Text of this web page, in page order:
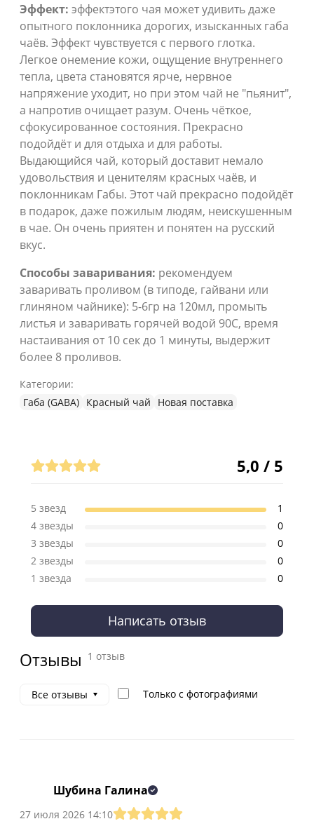
Эффект: эффектэтого чая может удивить даже
опытного поклонника дорогих, изысканных габа
чаёв. Эффект чувствуется с первого глотка.
Легкое онемение кожи, ощущение внутреннего
тепла, цвета становятся ярче, нервное
напряжение уходит, но при этом чай не "пьянит",
а напротив очищает разум. Очень чёткое,
сфокусированное состояния. Прекрасно
подойдёт и для отдыха и для работы.
Выдающийся чай, который доставит немало
удовольствия и ценителям красных чаёв, и
поклонникам Габы. Этот чай прекрасно подойдёт
в подарок, даже пожилым людям, неискушенным
в чае. Он очень приятен и понятен на русский
вкус.
Способы заваривания: рекомендуем
заваривать проливом (в типоде, гайвани или
глиняном чайнике): 5-6гр на 120мл, промыть
листья и заваривать горячей водой 90С, время
настаивания от 10 сек до 1 минуты, выдержит
более 8 проливов.
Категории:
Габа (GABA) Красный чай Новая поставка
Отзывы (1) 5,0 / 5
5 звезд
1
4 звезды
0
3 звезды
0
2 звезды
0
1 звезда
0
Написать отзыв
Отзывы 1 отзыв
Все отзывы Только с фотографиями
Шубина Галина
27 июля 2026 14:10